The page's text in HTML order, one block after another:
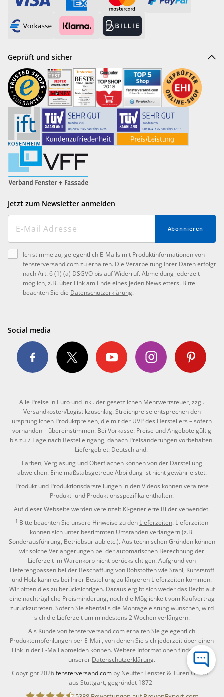
Geprüft und sicher
Jetzt zum Newsletter anmelden
Abonnieren
Ich stimme zu, gelegentlich E-Mails mit Produktinformationen von
fensterversand.com zu erhalten. Die Verarbeitung Ihrer Daten erfolgt
nach Art. 6 (1) (a) DSGVO bis auf Widerruf. Abmeldung jederzeit
möglich, z.B. über Link am Ende eines jeden Newsletters. Bitte
beachten Sie die Datenschutzerklärung.
Social media
Alle Preise in Euro und inkl. der gesetzlichen Mehrwertsteuer, zzgl.
Versandkosten/Logistikzuschlag. Streichpreise entsprechen den
ursprünglichen Produktpreisen, die mit der UVP des Herstellers – sofern
vorhanden – übereinstimmen. Bei Vorkasse: Preise und Angebote gültig
bis zu 7 Tage nach Bestelleingang, danach Preisänderungen vorbehalten.
Liefergebiet: Deutschland.
Farben, Verglasung und Oberflächen können von der Darstellung
abweichen. Eine maßstabsgetreue Abbildung ist nicht gewährleistet.
Produkt und Produktionsdarstellungen in den Videos können veraltete
Produkt- und Produktionsspezifika enthalten.
Auf dieser Webseite werden vereinzelt KI-generierte Bilder verwendet.
1 Bitte beachten Sie unsere Hinweise zu den Lieferzeiten. Lieferzeiten
können sich unter bestimmten Umständen verlängern (z.B.
Sonderausführung, Betriebsurlaub etc.). Aus technischen Gründen können
wir solche Verlängerungen bei der automatischen Berechnung der
Lieferzeit im Warenkorb nicht berücksichtigen. Aufgrund von
Lieferengpässen bei der Beschaffung von Rohstoffen wie Stahl, Kunststoff
und Holz kann es bei Ihrer Bestellung zu längeren Lieferzeiten kommen.
Wir bitten dies zu berücksichtigen. Daraus ergibt sich weder das Recht auf
eine nachträgliche Preisminderung, noch die Möglichkeit vom Kaufvertrag
zurückzutreten. Sofern Sie ebenfalls die Montageleistung wünschen, wird
sich die Lieferzeit um mindestens 2 Wochen verlängern.
Als Kunde von fensterversand.com erhalten Sie gelegentlich
Produktempfehlungen per E-Mail, von denen Sie sich jederzeit über einen
Link in der E-Mail abmelden können. Weitere Informationen finden Sie in
unserer Datenschutzerklärung.
Copyright 2026fensterversand.com by Neuffer Fenster & Türen GmbH
aus Stuttgart, gegründet 1872